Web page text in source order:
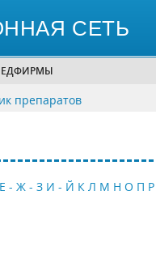
СЕТЬ
препаратов
Е - Ж - З И - Й К Л М Н О П Р